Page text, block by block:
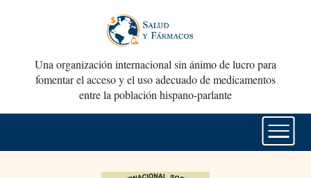
Una organización internacional sin ánimo de lucro para
fomentar el acceso y el uso adecuado de medicamentos
entre la población hispano-parlante